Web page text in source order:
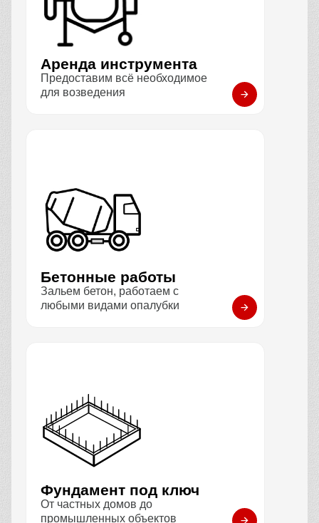
Аренда инструмента
Предоставим всё необходимое
для возведения
Бетонные работы
Зальем бетон, работаем с
любыми видами опалубки
Фундамент под ключ
От частных домов до
промышленных объектов